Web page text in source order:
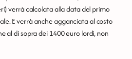
verrà calcolata alla data del primo
E verrà anche agganciata al costo
al di sopra dei 1400 euro lordi, non